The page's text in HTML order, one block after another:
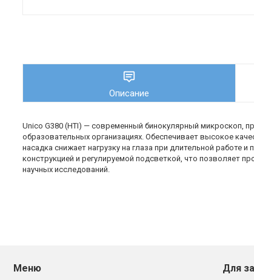
Описание
Unico G380 (HTI) — современный бинокулярный микроскоп,
образовательных организациях. Обеспечивает высокое
насадка снижает нагрузку на глаза при длительной
конструкцией и регулируемой подсветкой, что позволяет
научных исследований.
Меню Для